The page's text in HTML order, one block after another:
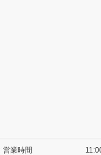
営業時間